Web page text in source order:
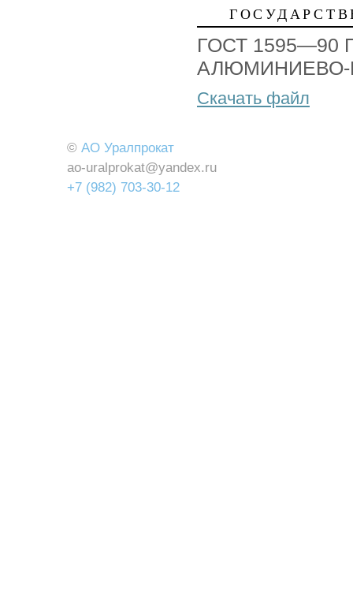
ГОСТ
АЛЮМИНИЕВО-
Скачать файл
© АО Уралпрокат
ao-uralprokat@yandex.ru
+7 (982) 703-30-12